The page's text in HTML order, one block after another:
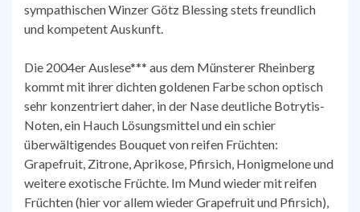
sympathischen Winzer Götz Blessing stets freundlich
und kompetent Auskunft.
Die 2004er Auslese*** aus dem Münsterer Rheinberg
kommt mit ihrer dichten goldenen Farbe schon optisch
sehr konzentriert daher, in der Nase deutliche Botrytis-
Noten, ein Hauch Lösungsmittel und ein schier
überwältigendes Bouquet von reifen Früchten:
Grapefruit, Zitrone, Aprikose, Pfirsich, Honigmelone und
weitere exotische Früchte. Im Mund wieder mit reifen
Früchten (hier vor allem wieder Grapefruit und Pfirsich),